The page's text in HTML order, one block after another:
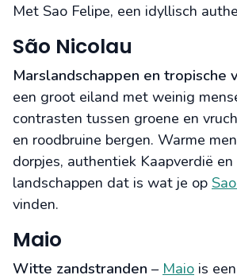
Met Sao Felipe, een idyllisch
São Nicolau
Marslandschappen en tropische
een groot eiland met weinig
contrasten tussen groene en
en roodbruine bergen. Warme
dorpjes, authentiek Kaapverdië
landschappen dat is wat je op
vinden.
Maio
Witte zandstranden – Maio is